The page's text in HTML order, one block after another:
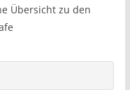
Übersicht zu den